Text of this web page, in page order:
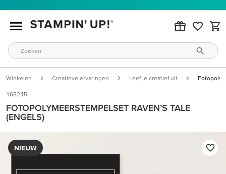
Winkelen Creatieve ervaringen Leef je creatief uit
168245
FOTOPOLYMEERSTEMPELSET RAVEN’S TALE
(ENGELS)
NIEUW